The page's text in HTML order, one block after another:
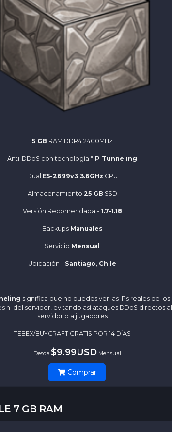
5 GB RAM DDR4 2400MHz
Anti-DDoS con tecnología *IP Tunneling
Dual E5-2699v3 3.6GHz CPU
Almacenamiento 25 GB SSD
Versión Recomendada - 1.7-1.18
Backups Manuales
Servicio Mensual
Ubicación - Santiago, Chile
significa que no puedes ver las IPs reales de los
ni del servidor, evitando así ataques DDoS directos al
servidor o a jugadores
TEBEX/BUYCRAFT GRATIS POR 14 DÍAS
Desde $9.99USDMensual
Comprar
7 GB RAM